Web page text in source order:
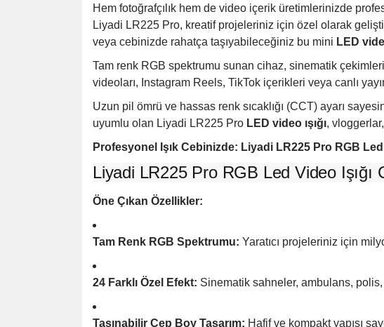
Hem fotoğrafçılık hem de video içerik üretimlerinizde
Liyadi LR225 Pro, kreatif projeleriniz için özel olarak
veya cebinizde rahatça taşıyabileceğiniz bu mini LED
Tam renk RGB spektrumu sunan cihaz, sinematik
videoları, Instagram Reels, TikTok içerikleri veya canlı
Uzun pil ömrü ve hassas renk sıcaklığı (CCT) ayarı
uyumlu olan Liyadi LR225 Pro LED video ışığı,
Profesyonel Işık Cebinizde: Liyadi LR225 Pro RGB Led
Liyadi LR225 Pro RGB Led Video Işığı
Öne Çıkan Özellikler:
Tam Renk RGB Spektrumu: Yaratıcı projeleriniz için
24 Farklı Özel Efekt: Sinematik sahneler, ambulans, polis,
Taşınabilir Cep Boy Tasarım: Hafif ve kompakt yapısı